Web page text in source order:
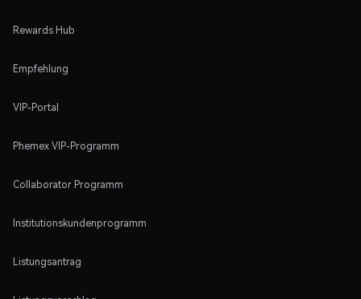
Rewards Hub
Empfehlung
VIP-Portal
Phemex VIP-Programm
Collaborator Programm
Institutionskundenprogramm
Listungsantrag